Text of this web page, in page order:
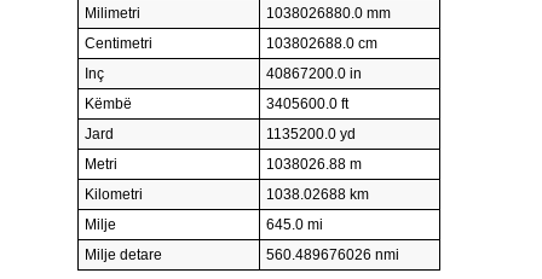
Milimetri
1038026880.0 mm
Centimetri
103802688.0 cm
Inç
40867200.0 in
Këmbë
3405600.0 ft
Jard
1135200.0 yd
Metri
1038026.88 m
Kilometri
1038.02688 km
Milje
645.0 mi
Milje detare
560.489676026 nmi